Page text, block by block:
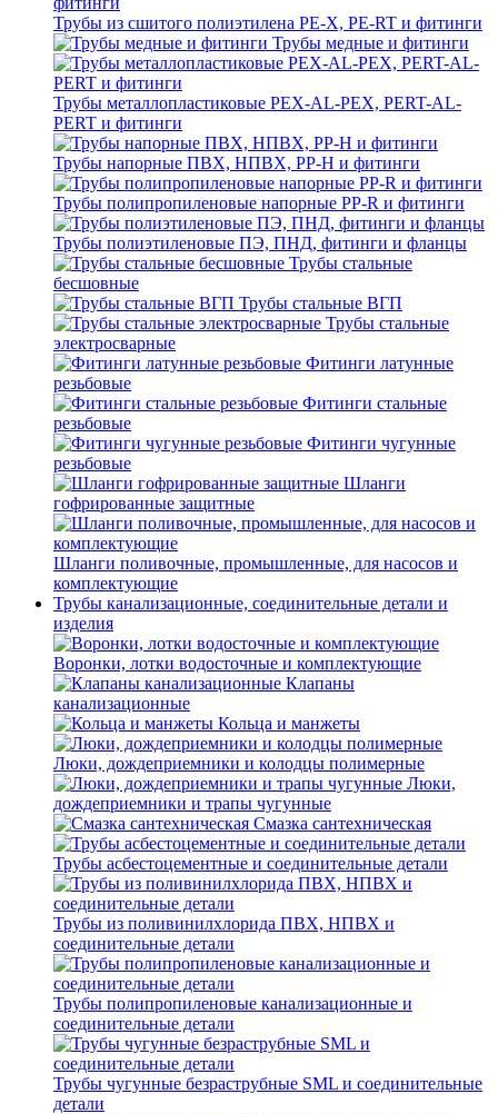
Трубы из сшитого полиэтилена PE-X, PE-RT и фитинги
Трубы медные и фитинги
Трубы металлопластиковые PEX-AL-PEX, PERT-AL-
PERT и фитинги
Трубы напорные ПВХ, НПВХ, PP-H и фитинги
Трубы полипропиленовые напорные PP-R и фитинги
Трубы полиэтиленовые ПЭ, ПНД, фитинги и фланцы
Трубы стальные
бесшовные
Трубы стальные ВГП
Трубы стальные
электросварные
Фитинги латунные
резьбовые
Фитинги стальные
резьбовые
Фитинги чугунные
резьбовые
Шланги
гофрированные защитные
Шланги поливочные, промышленные, для насосов и
комплектующие
Трубы канализационные, соединительные детали и
изделия
Воронки, лотки водосточные и комплектующие
Клапаны
канализационные
Кольца и манжеты
Люки, дождеприемники и колодцы полимерные
Люки,
дождеприемники и трапы чугунные
Смазка сантехническая
Трубы асбестоцементные и соединительные детали
Трубы из поливинилхлорида ПВХ, НПВХ и
соединительные детали
Трубы полипропиленовые канализационные и
соединительные детали
Трубы чугунные безраструбные SML и соединительные
детали